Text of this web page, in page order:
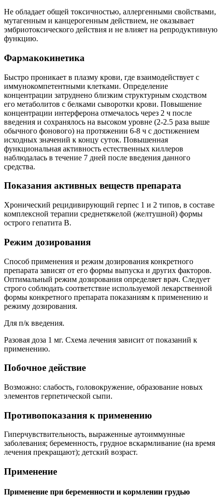
Не обладает общей токсичностью, аллергенными свойствами,
мутагенным и канцерогенным действием, не оказывает
эмбриотоксического действия и не влияет на репродуктивную
функцию.
Фармакокинетика
Быстро проникает в плазму крови, где взаимодействует с
иммунокомпетентными клетками. Определение
концентрации затруднено близким структурным сходством
его метаболитов с белками сыворотки крови. Повышение
концентрации интерферона отмечалось через 2 ч после
введения и сохранялось на высоком уровне (2-2.5 раза выше
обычного фонового) на протяжении 6-8 ч с достижением
исходных значений к концу суток. Повышенная
функциональная активность естественных киллеров
наблюдалась в течение 7 дней после введения данного
средства.
Показания активных веществ препарата
Хронический рецидивирующий герпес 1 и 2 типов, в составе
комплексной терапии среднетяжелой (желтушной) формы
острого гепатита В.
Режим дозирования
Способ применения и режим дозирования конкретного
препарата зависят от его формы выпуска и других факторов.
Оптимальный режим дозирования определяет врач. Следует
строго соблюдать соответствие используемой лекарственной
формы конкретного препарата показаниям к применению и
режиму дозирования.
Для п/к введения.
Разовая доза 1 мг. Схема лечения зависит от показаний к
применению.
Побочное действие
Возможно: слабость, головокружение, образование новых
элементов герпетической сыпи.
Противопоказания к применению
Гиперчувствительность, выраженные аутоиммунные
заболевания; беременность, грудное вскармливание (на время
лечения прекращают); детский возраст.
Применение
Применение при беременности и кормлении грудью